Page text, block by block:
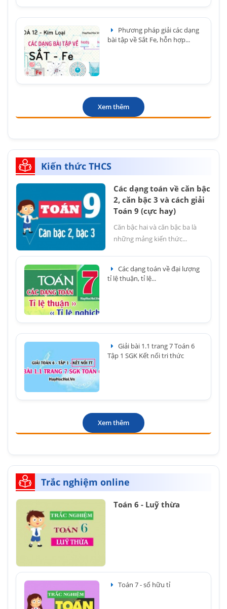
Phương pháp giải các dạng
bài tập về Sắt Fe, hỗn hợp...
Xem thêm
Kiến thức THCS
Các dạng toán về căn bậc
2, căn bậc 3 và cách giải
Toán 9 (cực hay)
Căn bậc hai và căn bậc ba là
những mảng kiến thức...
Các dạng toán về đại lượng
tỉ lệ thuận, tỉ lệ...
Giải bài 1.1 trang 7 Toán 6
Tập 1 SGK Kết nối tri thức
Xem thêm
Trắc nghiệm online
Toán 6 - Luỹ thừa
Toán 7 - số hữu tỉ